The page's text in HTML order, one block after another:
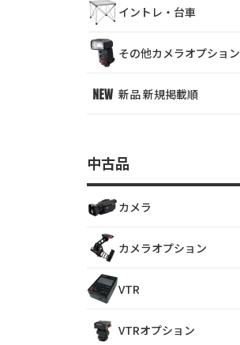
イントレ・台車
その他カメラオプション
新品 新規掲載順
中古品
カメラ
カメラオプション
VTR
VTRオプション